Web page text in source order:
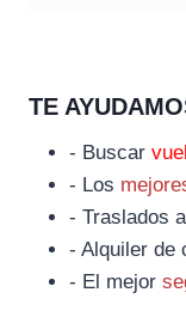
TE
- Buscar
- Los
- Traslados al
- Alquiler de
- El mejor